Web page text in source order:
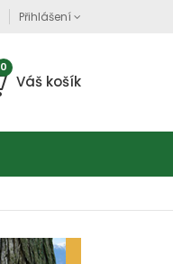
Přihlášení
0
Váš košík